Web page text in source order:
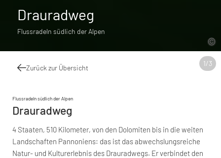
1/3
Drauradweg
Flussradeln südlich der Alpen
Zurück zur Übersicht
Flussradeln südlich der Alpen
Drauradweg
4 Staaten, 510 Kilometer, von den Dolomiten bis in die weiten
Landschaften Pannoniens: das ist das abwechslungsreiche
Natur- und Kulturerlebnis des Drauradwegs. Er verbindet den